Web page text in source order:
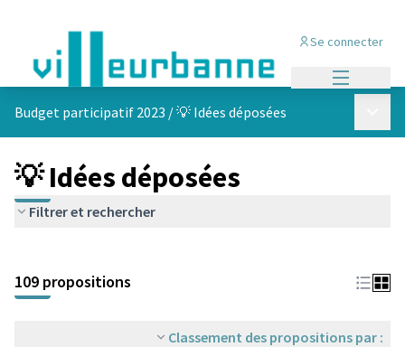
Se connecter
Budget participatif 2023 /💡 Idées déposées
💡 Idées déposées
Filtrer et rechercher
+
−
109 propositions
Classement des propositions par :